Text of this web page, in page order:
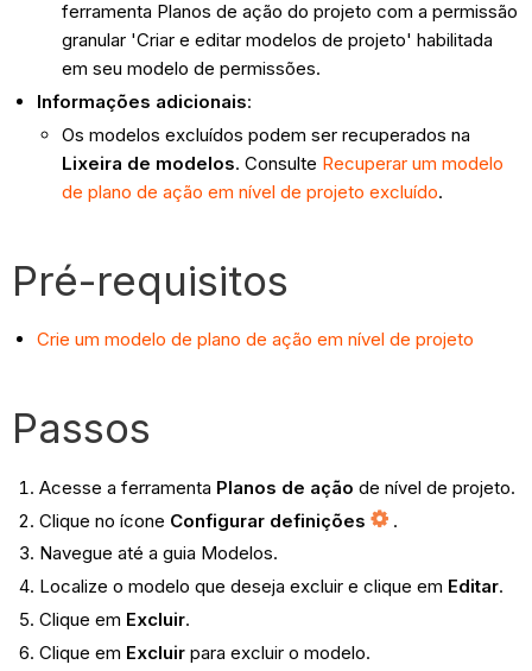
ferramenta Planos de ação do projeto com a permissão
granular 'Criar e editar modelos de projeto' habilitada
em seu modelo de permissões.
Informações adicionais:
Os modelos excluídos podem ser recuperados na
Lixeira de modelos. Consulte Recuperar um modelo
de plano de ação em nível de projeto excluído.
Pré-requisitos
Crie um modelo de plano de ação em nível de projeto
Passos
Acesse a ferramenta Planos de ação de nível de projeto.
Clique no ícone Configurar definições
.
Navegue até a guia Modelos.
Localize o modelo que deseja excluir e clique em Editar.
Clique em Excluir.
Clique em Excluirpara excluir o modelo.